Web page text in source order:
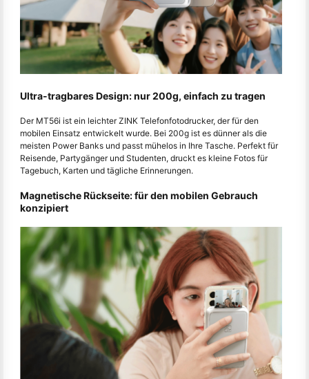
Ultra-tragbares Design: nur 200g, einfach zu tragen
Der MT56i ist ein leichter ZINK Telefonfotodrucker, der für den
mobilen Einsatz entwickelt wurde. Bei 200g ist es dünner als die
meisten Power Banks und passt mühelos in Ihre Tasche. Perfekt für
Reisende, Partygänger und Studenten, druckt es kleine Fotos für
Tagebuch, Karten und tägliche Erinnerungen.
Magnetische Rückseite: für den mobilen Gebrauch
konzipiert